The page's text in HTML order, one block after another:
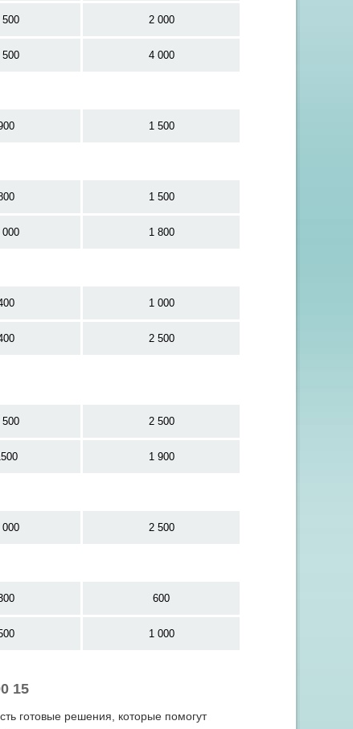
500 2 000
500 4 000
1 500
1 500
000 1 800
1 000
2 500
500 2 500
1 900
000 2 500
600
1 000
15
готовые решения, которые помогут